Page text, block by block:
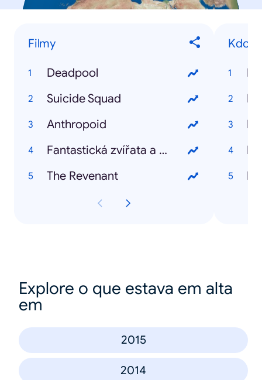
Filmy
Deadpool
Suicide Squad
Anthropoid
Fantastická zvířata a kde je najít
The Revenant
Kdo je
Explore o que estava em alta
em
2015
2014